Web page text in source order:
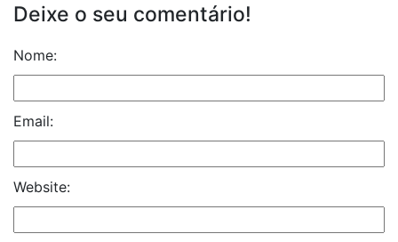
Deixe o seu comentário!
Nome:
Email:
Website: